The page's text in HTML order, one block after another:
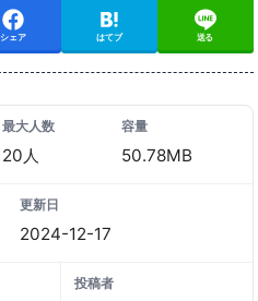
シェア はてブ 送る
最大人数
20人
容量
50.78MB
更新日
2024-12-17
投稿者